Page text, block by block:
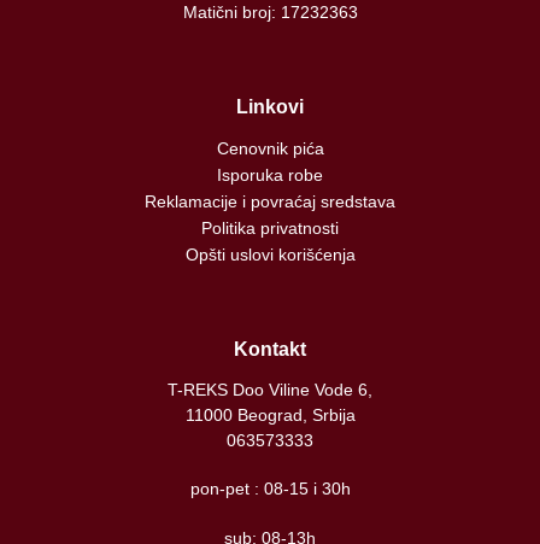
Matični broj: 17232363
Linkovi
Cenovnik pića
Isporuka robe
Reklamacije i povraćaj sredstava
Politika privatnosti
Opšti uslovi korišćenja
Kontakt
T-REKS Doo Viline Vode 6,
11000 Beograd, Srbija
063573333
pon-pet : 08-15 i 30h
sub: 08-13h